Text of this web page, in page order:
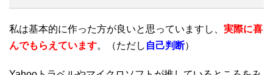
私は基本的に作った方が良いと思っていますし、 実際に喜
んでもらえています。（ただし 自己判断）